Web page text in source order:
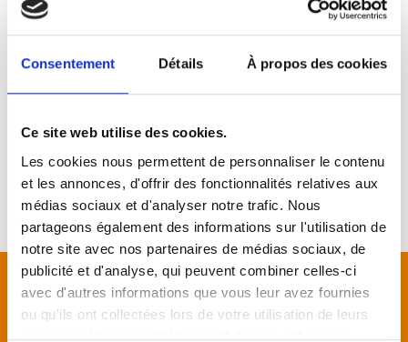
Consentement Détails À propos des cookies
Ce site web utilise des cookies.
Les cookies nous permettent de personnaliser le contenu
et les annonces, d'offrir des fonctionnalités relatives aux
médias sociaux et d'analyser notre trafic. Nous
partageons également des informations sur l'utilisation de
notre site avec nos partenaires de médias sociaux, de
publicité et d'analyse, qui peuvent combiner celles-ci
avec d'autres informations que vous leur avez fournies
ou qu'ils ont collectées lors de votre utilisation de leurs
services. Vous pouvez librement donner, refuser ou
quotidien et le retour à l’école…
Quelle belle initiative intergénérationnelle, même à
distance !